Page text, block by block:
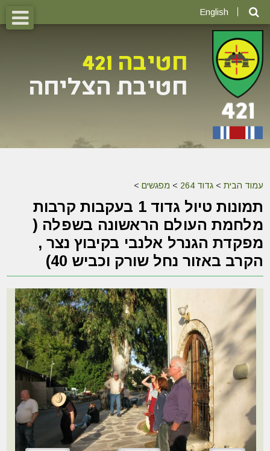
English
עמוד הבית >גדוד 264 > מפגשים >
תמונות טיול גדוד 1 בעקבות קרבות
מלחמת העולם הראשונה בשפלה ‎(
מפקדת הגנרל אלנבי בקיבוץ נצר ,
הקרב באזור נחל שורק וכביש 40)‎